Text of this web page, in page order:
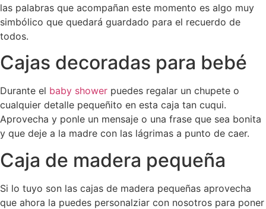
las palabras que acompañan este momento es algo muy
simbólico que quedará guardado para el recuerdo de
todos.
Cajas decoradas para bebé
Durante el baby shower puedes regalar un chupete o
cualquier detalle pequeñito en esta caja tan cuqui.
Aprovecha y ponle un mensaje o una frase que sea bonita
y que deje a la madre con las lágrimas a punto de caer.
Caja de madera pequeña
Si lo tuyo son las cajas de madera pequeñas aprovecha
que ahora la puedes personalziar con nosotros para poner